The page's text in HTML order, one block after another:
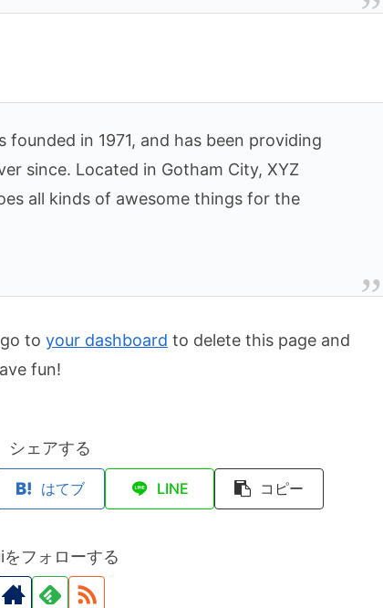
founded in 1971, and has been providing
since. Located in Gotham City, XYZ
all kinds of awesome things for the
to your dashboard to delete this page and
fun!
シェアする
はてブ LINE コピー
をフォローする